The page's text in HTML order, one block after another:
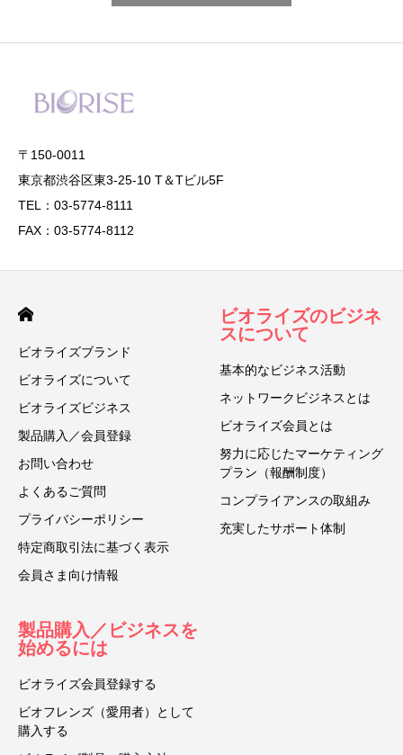
〒150-0011
東京都渋谷区東3-25-10 T＆Tビル5F
TEL：03-5774-8111
FAX：03-5774-8112
ビオライズブランド
ビオライズについて
ビオライズビジネス
製品購入／会員登録
お問い合わせ
よくあるご質問
プライバシーポリシー
特定商取引法に基づく表示
会員さま向け情報
ビオライズのビジネ
スについて
基本的なビジネス活動
ネットワークビジネスとは
ビオライズ会員とは
努力に応じたマーケティング
プラン（報酬制度）
コンプライアンスの取組み
充実したサポート体制
製品購入／ビジネスを
始めるには
ビオライズ会員登録する
ビオフレンズ（愛用者）として
購入する